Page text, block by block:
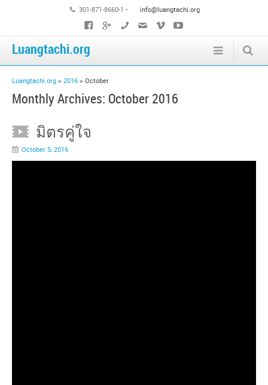
301-871-8660-1 • info@luangtachi.org
Luangtachi.org
Luangtachi.org > 2016 > October
Monthly Archives: October 2016
มิตรคู่ใจ
October 5, 2016